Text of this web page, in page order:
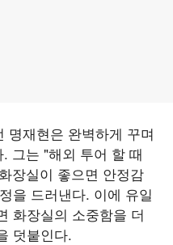
명재현은 완벽하게 꾸며
그는 "해외 투어 할 때
장실이 좋으면 안정감
을 드러낸다. 이에 유일
화장실의 소중함을 더
덧붙인다.